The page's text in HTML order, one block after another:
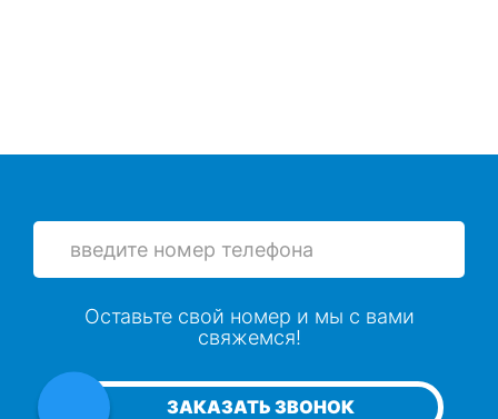
ЗАКАЗАТЬ ЗВОНОК
Оставьте свой номер и мы с вами
свяжемся!